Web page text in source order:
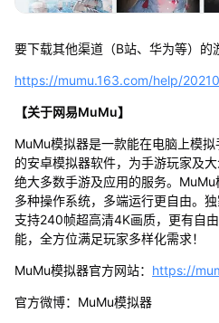
要下载其他渠道（B站、华为等）的
https://mumu.163.com/help/
【关于网易MuMu】
MuMu模拟器是一款能在电脑上模
的安卓模拟器软件，为手游玩家及
绝大多数手游及应用的服务。
多种操作系统，多端运行更自由。
支持240帧超高清4K画质，更有自
能，全方位满足玩家多样化需求！
MuMu模拟器官方网站： https://
官方微博：MuMu模拟器